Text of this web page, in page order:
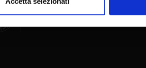
potrebbero combinarle con altre